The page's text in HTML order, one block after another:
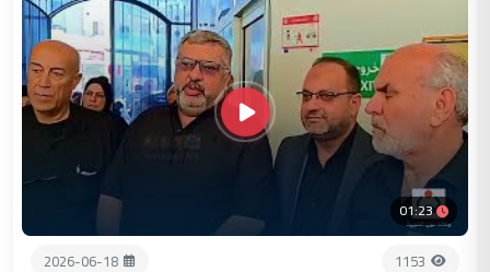
01:23
1153
2026-06-18